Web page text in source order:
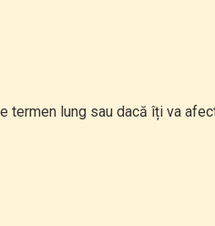
termen lung sau dacă îți va